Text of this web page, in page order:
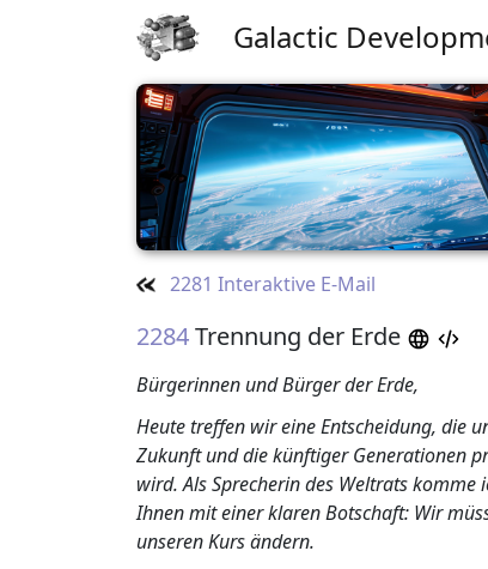
Galactic
2281 Interaktive E-Mail
2284Trennung der Erde
Bürgerinnen und Bürger der Erde,
Heute treffen wir eine Entscheidung, die
Zukunft und die künftiger Generationen
wird. Als Sprecherin des Weltrats komme
Ihnen mit einer klaren Botschaft: Wir
unseren Kurs ändern.